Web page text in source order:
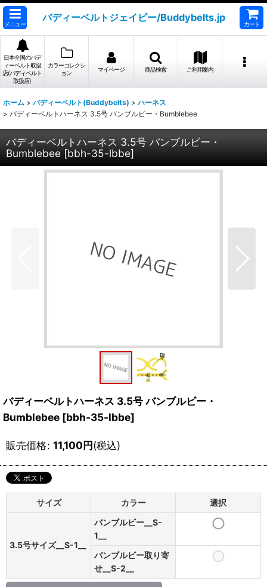
メニュー
バディーベルトジェイピー/Buddybelts.jp
カート
日本全国のバデ
ィーベルト取扱
店(バディベルト
取扱店)
カラーコレクシ
ョン
マイページ 商品検索 ご利用案内
ホーム > バディーベルト(Buddybelts) > ハーネス
> バディーベルトハーネス 3.5号 バンブルビー・Bumblebee
バディーベルトハーネス 3.5号 バンブルビー・
Bumblebee [bbh-35-lbbe]
バディーベルトハーネス 3.5号 バンブルビー・
Bumblebee [bbh-35-lbbe]
販売価格: 11,100円(税込)
サイズ カラー 選択
3.5号サイズ__S-1__
バンブルビー__S-
1__
バンブルビー取り寄
せ__S-2__